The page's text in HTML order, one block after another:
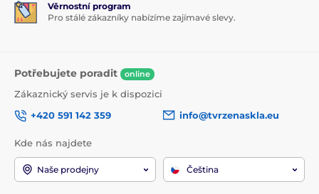
Věrnostní program
Pro stálé zákazníky nabízíme zajímavé slevy.
Potřebujete poradit online
Zákaznický servis je k dispozici
+420 591 142 359
info@tvrzenaskla.eu
Kde nás najdete
Naše prodejny Čeština